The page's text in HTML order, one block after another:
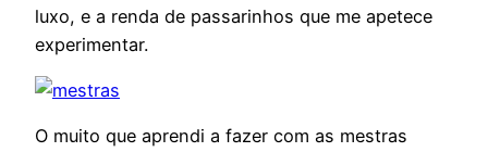
luxo, e a renda de passarinhos que me apetece
experimentar.
O muito que aprendi a fazer com as mestras